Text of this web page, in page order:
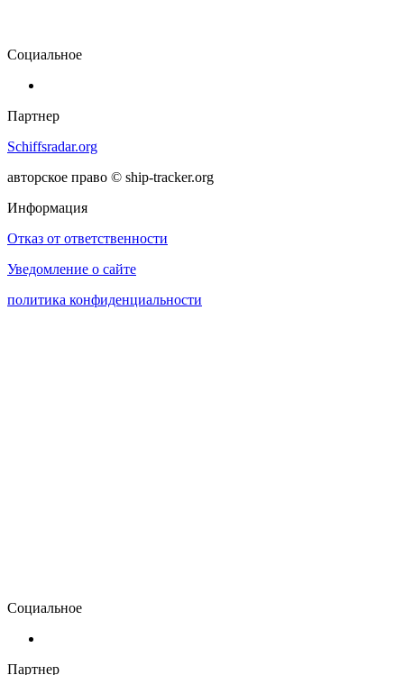
Социальное
Партнер
Schiffsradar.org
авторское право © ship-tracker.org
Информация
Отказ от ответственности
Уведомление о сайте
политика конфиденциальности
Социальное
Партнер